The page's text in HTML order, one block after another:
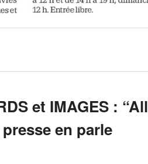
et IMAGES : “All
en parle